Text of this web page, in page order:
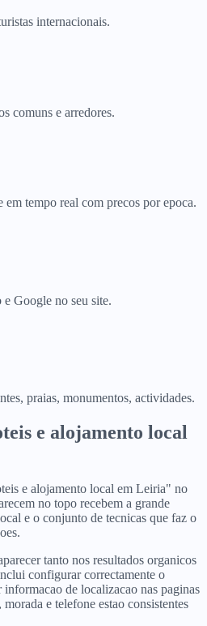
internacionais.
comuns e arredores.
tempo real com precos por epoca.
Google no seu site.
praias, monumentos, actividades.
e alojamento local
e alojamento local em Leiria" no
no topo recebem a grande
e o conjunto de tecnicas que faz o
tanto nos resultados organicos
configurar correctamente o
de localizacao nas paginas
e telefone estao consistentes